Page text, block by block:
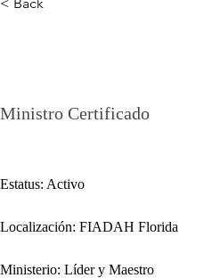
Ministro Certificado
Estatus: Activo
Localización: FIADAH Florida
Ministerio: Líder y Maestro